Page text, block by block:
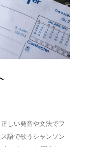
しい発音や文法でフ
語で歌うシャンソン